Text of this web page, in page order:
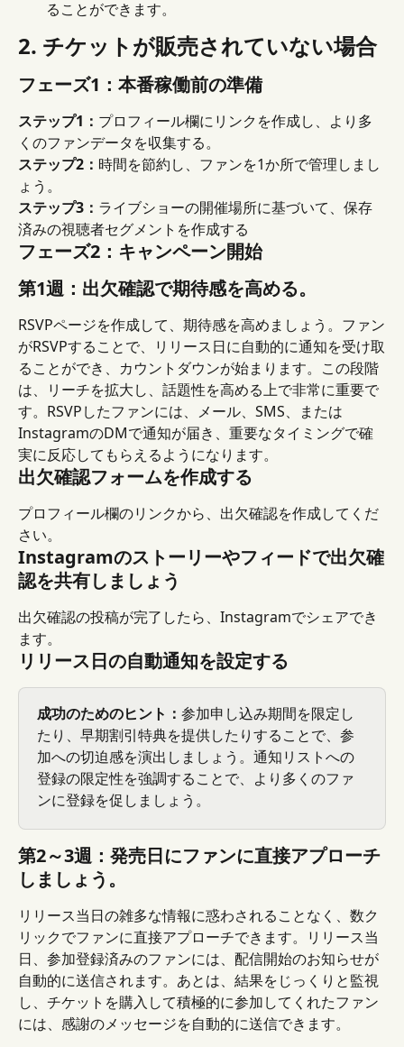
ることができます。
2. チケットが販売されていない場合
フェーズ1：本番稼働前の準備
ステップ1： プロフィール欄にリンクを作成し、より多
くのファンデータを収集する。
ステップ2： 時間を節約し、ファンを1か所で管理しまし
ょう。
ステップ3： ライブショーの開催場所に基づいて、保存
済みの視聴者セグメントを作成する
フェーズ2：キャンペーン開​​始
第1週：出欠確認で期待感を高める。
RSVPページを作成して、期待感を高めましょう。ファン
がRSVPすることで、リリース日に自動的に通知を受け取
ることができ、カウントダウンが始まります。この段階
は、リーチを拡大し、話題性を高める上で非常に重要で
す。RSVPしたファンには、メール、SMS、または
InstagramのDMで通知が届き、重要なタイミングで確
実に反応してもらえるようになります。
出欠確認フォームを作成する
プロフィール欄のリンクから、出欠確認を作成してくだ
さい。
Instagramのストーリーやフィードで出欠確
認を共有しましょう
出欠確認の投稿が完了したら、Instagramでシェアでき
ます。
リリース日の自動通知を設定する
成功のためのヒント： 参加申し込み期間を限定し
たり、早期割引特典を提供したりすることで、参
加への切迫感を演出しましょう。通知リストへの
登録の限定性を強調することで、より多くのファ
ンに登録を促しましょう。
第2～3週：発売日にファンに直接アプローチ
しましょう。
リリース当日の雑多な情報に惑わされることなく、数ク
リックでファンに直接アプローチできます。リリース当
日、参加登録済みのファンには、配信開始のお知らせが
自動的に送信されます。あとは、結果をじっくりと監視
し、チケットを購入して積極的に参加してくれたファン
には、感謝のメッセージを自動的に送信できます。